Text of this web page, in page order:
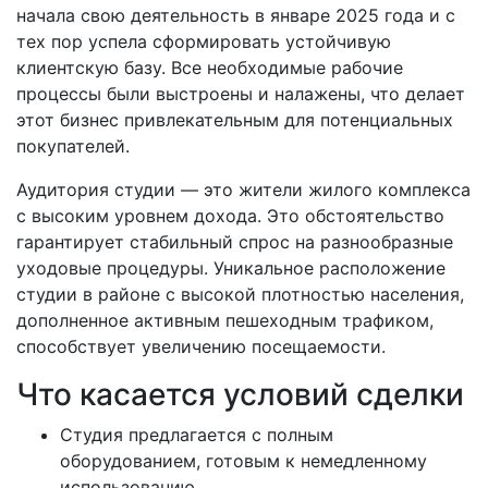
начала свою деятельность в январе 2025 года и с
тех пор успела сформировать устойчивую
клиентскую базу. Все необходимые рабочие
процессы были выстроены и налажены, что делает
этот бизнес привлекательным для потенциальных
покупателей.
Аудитория студии — это жители жилого комплекса
с высоким уровнем дохода. Это обстоятельство
гарантирует стабильный спрос на разнообразные
уходовые процедуры. Уникальное расположение
студии в районе с высокой плотностью населения,
дополненное активным пешеходным трафиком,
способствует увеличению посещаемости.
Что касается условий сделки
Студия предлагается с полным
оборудованием, готовым к немедленному